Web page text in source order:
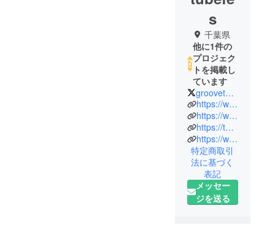
s
千葉県
他に1件の
プロジェク
トを掲載し
ています
groovetubefes
https://www.groovetube.net/
https://www.facebook.com/groovetubefes/
https://twitter.com/groovetubefes
https://www.instagram.com/groovetubefes/?hl=ja
特定商取引
法に基づく
表記
メッセー
ジを送る